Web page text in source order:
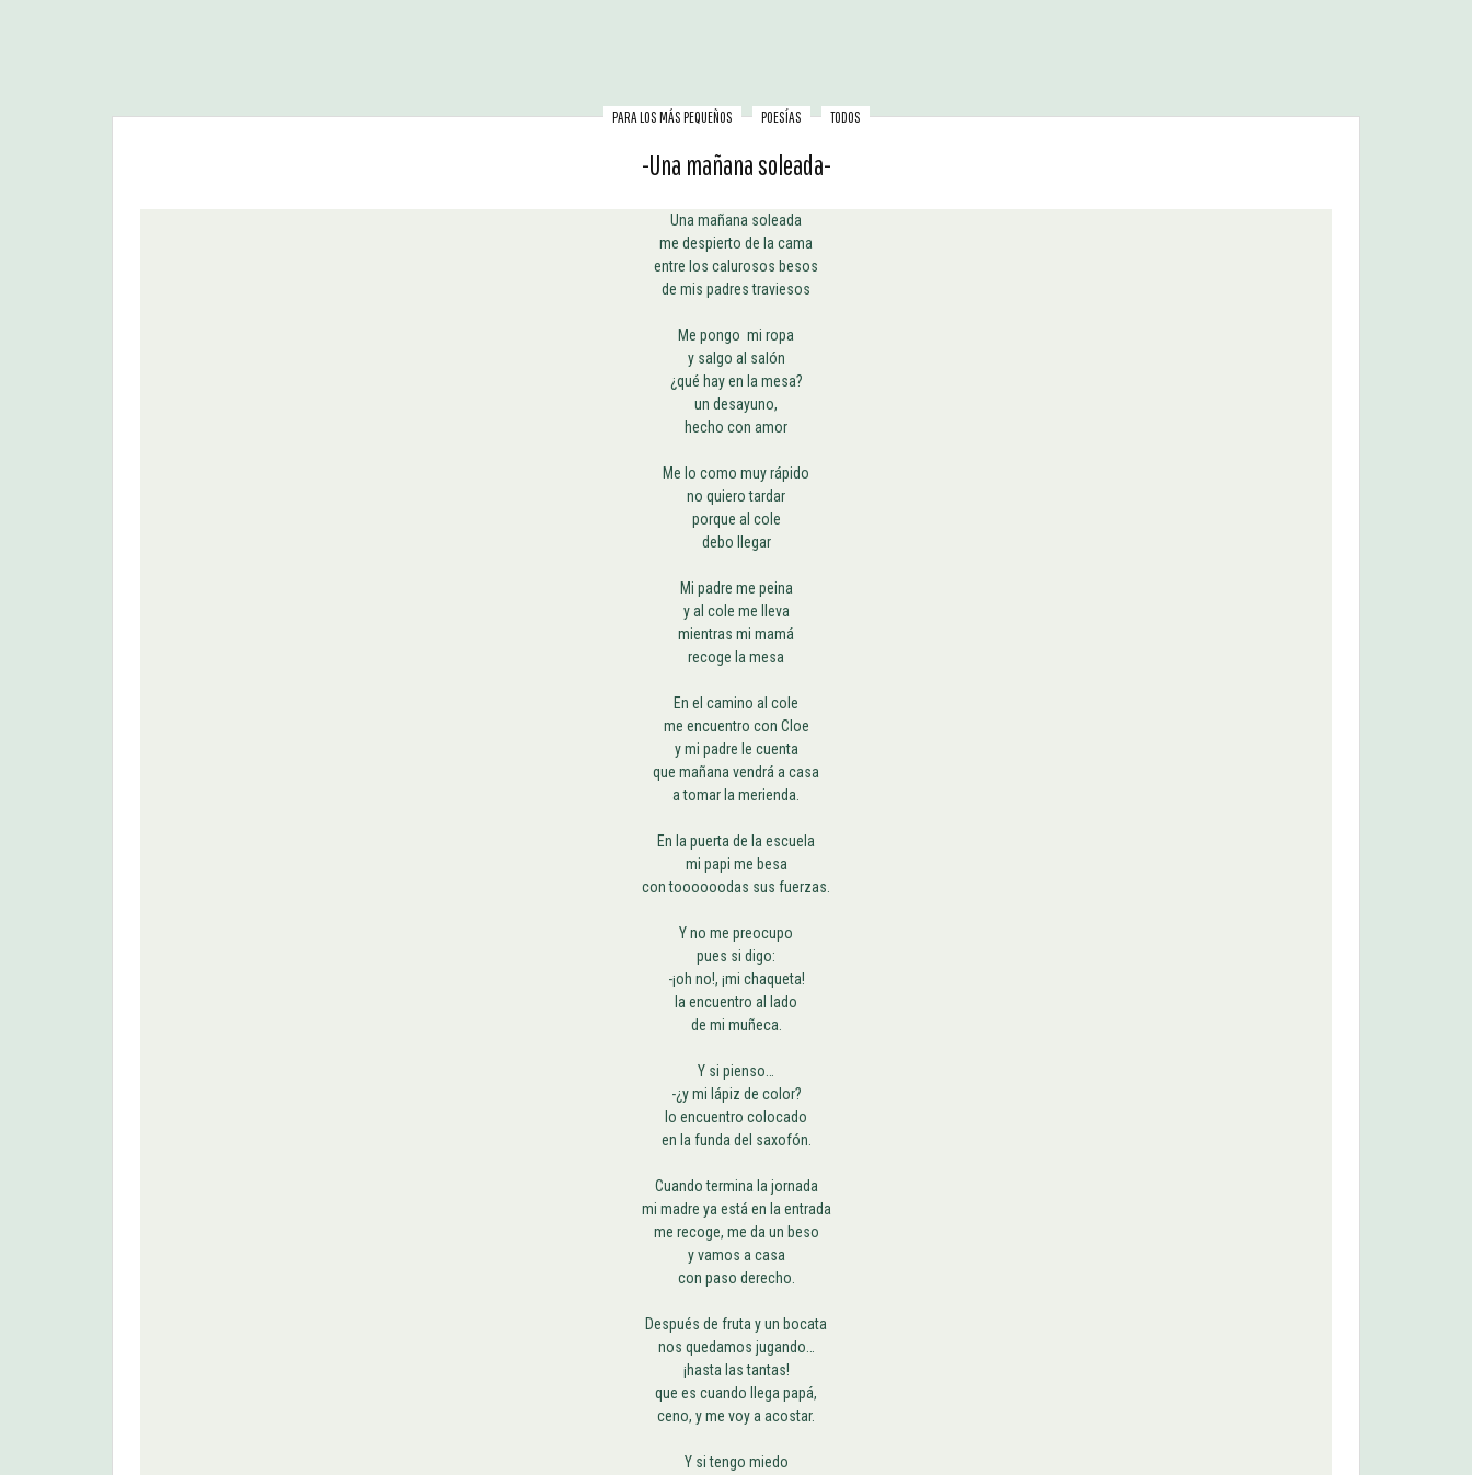
PARA LOS MÁS PEQUEÑOS POESÍAS TODOS
-Una mañana soleada-
Una mañana soleada
me despierto de la cama
entre los calurosos besos
de mis padres traviesos
Me pongo mi ropa
y salgo al salón
¿qué hay en la mesa?
un desayuno,
hecho con amor
Me lo como muy rápido
no quiero tardar
porque al cole
debo llegar
Mi padre me peina
y al cole me lleva
mientras mi mamá
recoge la mesa
En el camino al cole
me encuentro con Cloe
y mi padre le cuenta
que mañana vendrá a casa
a tomar la merienda.
En la puerta de la escuela
mi papi me besa
con toooooodas sus fuerzas.
Y no me preocupo
pues si digo:
-¡oh no!, ¡mi chaqueta!
la encuentro al lado
de mi muñeca.
Y si pienso…
-¿y mi lápiz de color?
lo encuentro colocado
en la funda del saxofón.
Cuando termina la jornada
mi madre ya está en la entrada
me recoge, me da un beso
y vamos a casa
con paso derecho.
Después de fruta y un bocata
nos quedamos jugando…
¡hasta las tantas!
que es cuando llega papá,
ceno, y me voy a acostar.
Y si tengo miedo